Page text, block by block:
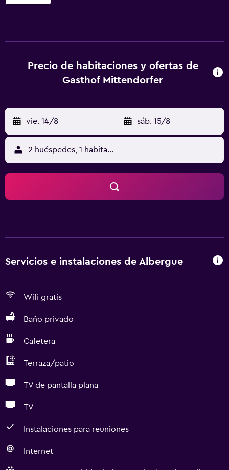
servicio de habitaciones y cajero automático. En la posada
unidades disponen de caja fuerte. En Gasthof Mittendorfer
se sirve un desayuno a la carta. El alojamiento ofrece zona
ciclismo. Therme Eins está a 40 km del alojamiento, y
Zoológico de Schmiding está a 29 km. El aeropuerto
(Aeropuerto de Linz) está a 48 km.
Precio de habitaciones y ofertas de
Gasthof Mittendorfer
vie. 14/8 - sáb. 15/8
2 huéspedes, 1 habitación
Servicios e instalaciones de Albergue
Wifi gratis
Baño privado
Cafetera
Terraza/patio
TV de pantalla plana
TV
Instalaciones para reuniones
Internet